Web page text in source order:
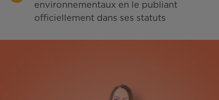
environnementaux en le publiant
officiellement dans ses statuts